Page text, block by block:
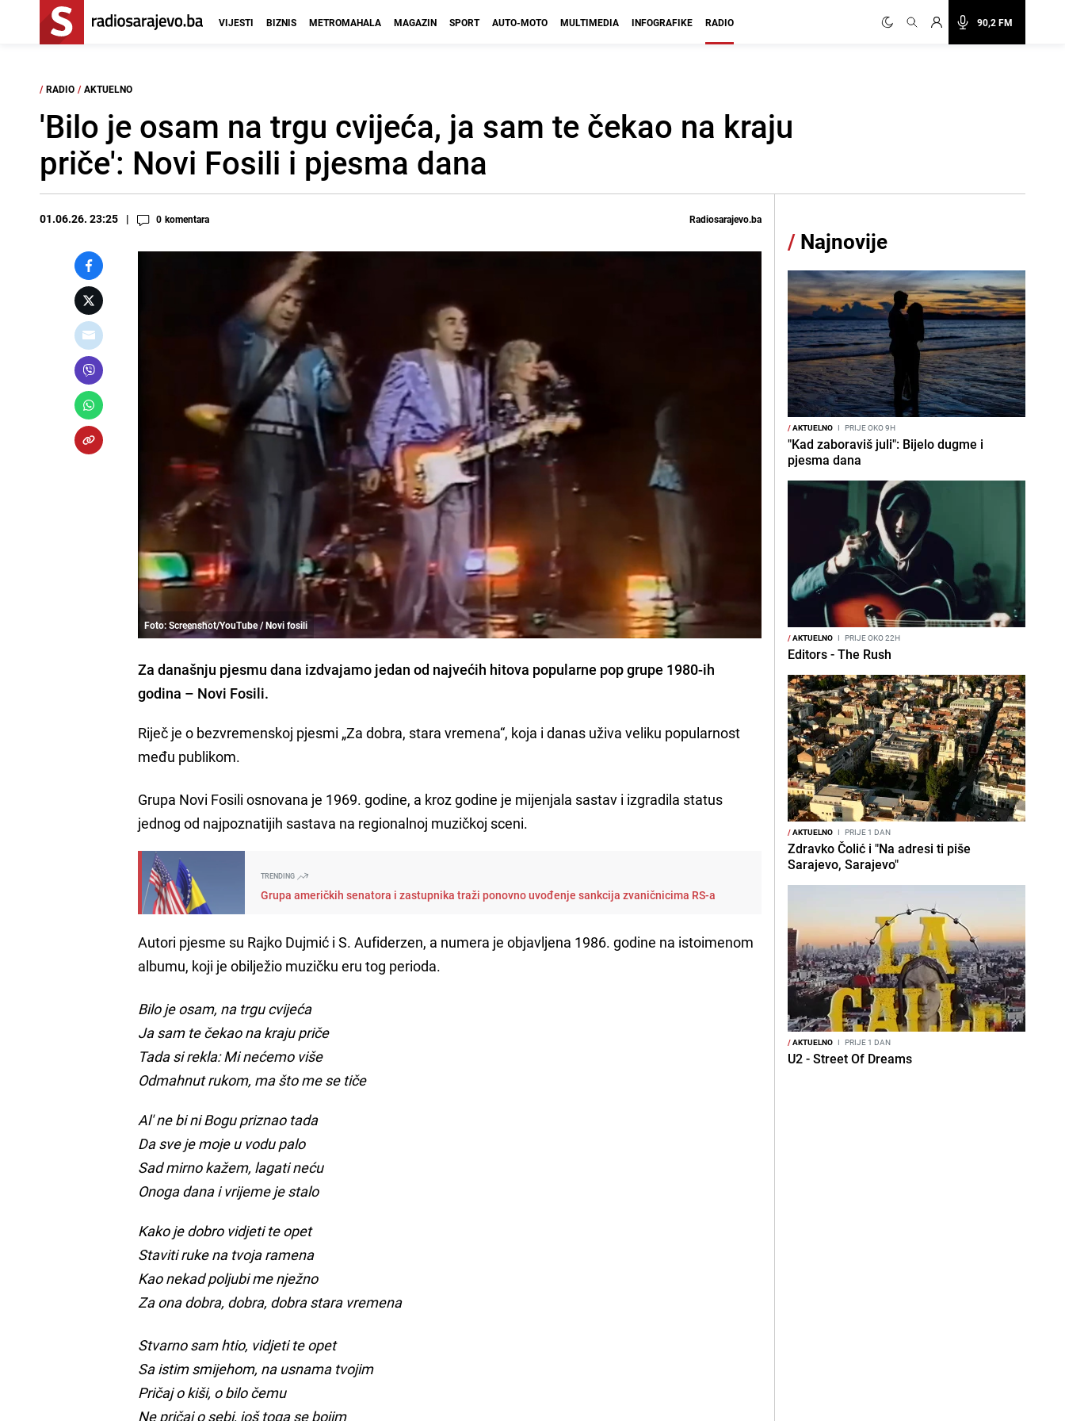
90,2 FM
VIJESTI BIZNIS METROMAHALA MAGAZIN SPORT AUTO-MOTO MULTIMEDIA INFOGRAFIKE RADIO
/ RADIO / AKTUELNO
'Bilo je osam na trgu cvijeća, ja sam te čekao na kraju
priče': Novi Fosili i pjesma dana
01.06.26. 23:25 0 komentara Radiosarajevo.ba
Foto: Screenshot/YouTube / Novi fosili
Za današnju pjesmu dana izdvajamo jedan od najvećih hitova popularne pop grupe 1980-ih
godina – Novi Fosili.
Riječ je o bezvremenskoj pjesmi „Za dobra, stara vremena“, koja i danas uživa veliku popularnost
među publikom.
Grupa Novi Fosili osnovana je 1969. godine, a kroz godine je mijenjala sastav i izgradila status
jednog od najpoznatijih sastava na regionalnoj muzičkoj sceni.
TRENDING
Grupa američkih senatora i zastupnika traži ponovno uvođenje sankcija zvaničnicima RS-a
Autori pjesme su Rajko Dujmić i S. Aufiderzen, a numera je objavljena 1986. godine na istoimenom
albumu, koji je obilježio muzičku eru tog perioda.
Bilo je osam, na trgu cvijeća
Ja sam te čekao na kraju priče
Tada si rekla: Mi nećemo više
Odmahnut rukom, ma što me se tiče
Al' ne bi ni Bogu priznao tada
Da sve je moje u vodu palo
Sad mirno kažem, lagati neću
Onoga dana i vrijeme je stalo
Kako je dobro vidjeti te opet
Staviti ruke na tvoja ramena
Kao nekad poljubi me nježno
Za ona dobra, dobra, dobra stara vremena
Stvarno sam htio, vidjeti te opet
Sa istim smijehom, na usnama tvojim
Pričaj o kiši, o bilo čemu
Ne pričaj o sebi, još toga se bojim
/ Najnovije
/AKTUELNO I PRIJE OKO 9H
"Kad zaboraviš juli": Bijelo dugme i
pjesma dana
/AKTUELNO I PRIJE OKO 22H
Editors - The Rush
/AKTUELNO I PRIJE 1 DAN
Zdravko Čolić i "Na adresi ti piše
Sarajevo, Sarajevo"
/AKTUELNO I PRIJE 1 DAN
U2 - Street Of Dreams